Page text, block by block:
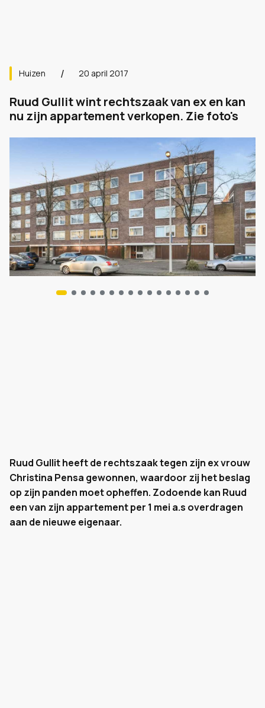
Huizen 20 april 2017
Ruud Gullit wint rechtszaak van ex en kan
nu zijn appartement verkopen. Zie foto's
Ruud Gullit heeft de rechtszaak tegen zijn ex vrouw
Christina Pensa gewonnen, waardoor zij het beslag
op zijn panden moet opheffen. Zodoende kan Ruud
een van zijn appartement per 1 mei a.s overdragen
aan de nieuwe eigenaar.